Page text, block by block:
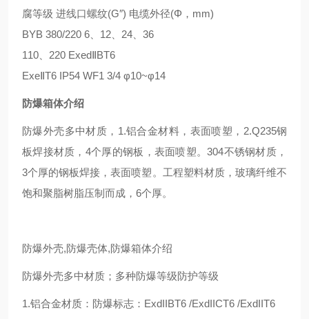
腐等级 进线口螺纹(G″) 电缆外径(Φ，mm)
BYB 380/220 6、12、24、36
110、220 ExedⅡBT6
ExeⅡT6 IP54 WF1 3/4 φ10~φ14
防爆箱体介绍
防爆外壳多中材质，1.铝合金材料，表面喷塑，2.Q235钢
板焊接材质，4个厚的钢板，表面喷塑。304不锈钢材质，
3个厚的钢板焊接，表面喷塑。工程塑料材质，玻璃纤维不
饱和聚脂树脂压制而成，6个厚。
防爆外壳,防爆壳体,防爆箱体介绍
防爆外壳多中材质；多种防爆等级防护等级
1.铝合金材质：防爆标志：ExdIIBT6 /ExdIICT6 /ExdIIT6